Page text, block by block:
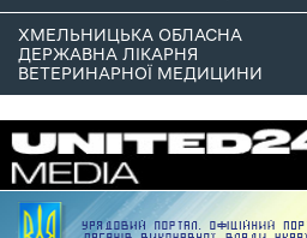
ХМЕЛЬНИЦЬКА ОБЛАСНА
ДЕРЖАВНА ЛІКАРНЯ
ВЕТЕРИНАРНОЇ МЕДИЦИНИ